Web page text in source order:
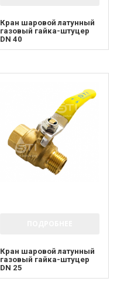
Кран шаровой латунный
газовый гайка-штуцер
DN 40
Кран шаровой латунный
газовый гайка-штуцер
DN 25